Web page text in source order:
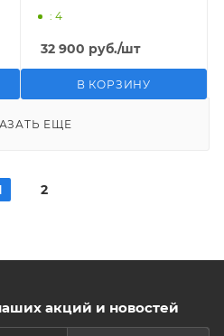
рожковых насадок 13-30
345203D11MR
: 4
32 900 руб./шт
В КОРЗИНУ
ЕЩЕ
2
акций и новостей